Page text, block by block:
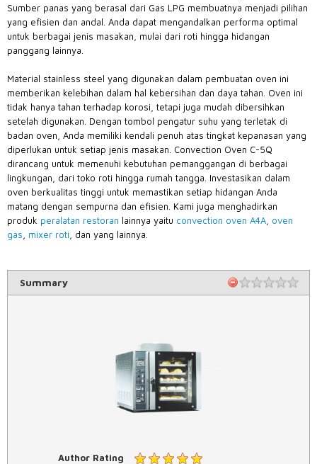
Sumber panas yang berasal dari Gas LPG membuatnya menjadi pilihan
yang efisien dan andal. Anda dapat mengandalkan performa optimal
untuk berbagai jenis masakan, mulai dari roti hingga hidangan
panggang lainnya.
Material stainless steel yang digunakan dalam pembuatan oven ini
memberikan kelebihan dalam hal kebersihan dan daya tahan. Oven ini
tidak hanya tahan terhadap korosi, tetapi juga mudah dibersihkan
setelah digunakan. Dengan tombol pengatur suhu yang terletak di
badan oven, Anda memiliki kendali penuh atas tingkat kepanasan yang
diperlukan untuk setiap jenis masakan. Convection Oven C-5Q
dirancang untuk memenuhi kebutuhan pemanggangan di berbagai
lingkungan, dari toko roti hingga rumah tangga. Investasikan dalam
oven berkualitas tinggi untuk memastikan setiap hidangan Anda
matang dengan sempurna dan efisien. Kami juga menghadirkan
produk peralatan restoran lainnya yaitu convection oven A4A oven
gas
mixer roti , dan yang lainnya.
Summary
Author Rating